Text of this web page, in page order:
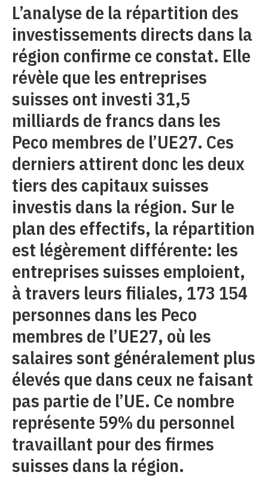
L’analyse de la répartition des
investissements directs dans la
région confirme ce constat. Elle
révèle que les entreprises
suisses ont investi 31,5
milliards de francs dans les
Peco membres de l’UE27. Ces
derniers attirent donc les deux
tiers des capitaux suisses
investis dans la région. Sur le
plan des effectifs, la répartition
est légèrement différente: les
entreprises suisses emploient,
à travers leurs filiales, 173 154
personnes dans les Peco
membres de l’UE27, où les
salaires sont généralement plus
élevés que dans ceux ne faisant
pas partie de l’UE. Ce nombre
représente 59% du personnel
travaillant pour des firmes
suisses dans la région.